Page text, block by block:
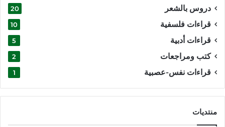
دروس بالشعر 20
قراءات فلسفية 10
قراءات أدبية 5
كتب ومراجعات 2
قراءات نفس-عصبية 1
منتديات